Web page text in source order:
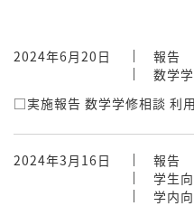
2024年6月20日 報告
数学
□実施報告 数学学修相談 利用
2024年3月16日 報告
学生
学内